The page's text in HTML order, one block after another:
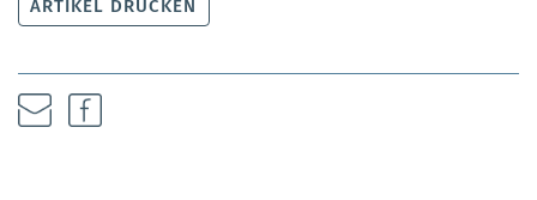
ARTIKEL DRUCKEN